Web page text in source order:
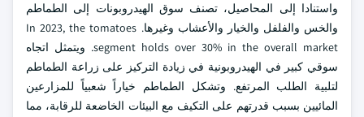
واستنادا إلى المحاصيل، تصنف سوق الهيدروبونات إلى الطماطم
والخس والفلفل والخيار والأعشاب وغيرها. In 2023, the tomatoes
segment holds over 30% in the overall market. ويتمثل اتجاه
سوقي كبير في الهيدروبونية في زيادة التركيز على زراعة الطماطم
لتلبية الطلب المرتفع. وتشكل الطماطم خياراً شعبياً للمزارعين
المائيين بسبب قدرتهم على التكيف مع البيئات الخاضعة للرقابة، مما